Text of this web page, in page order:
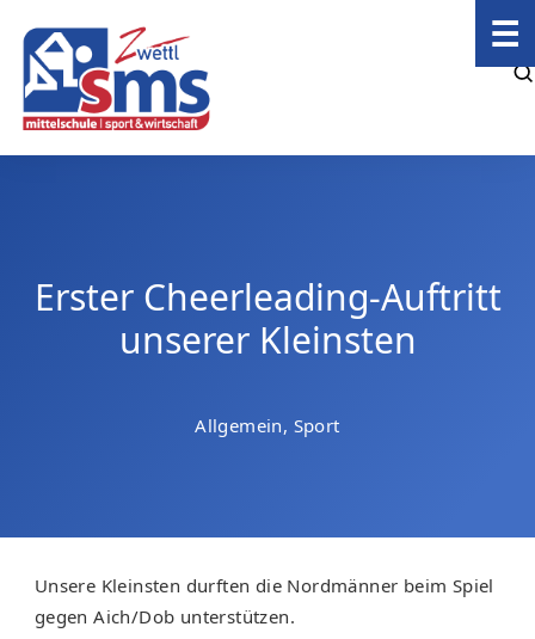
☰
Erster Cheerleading-Auftritt
unserer Kleinsten
Allgemein, Sport
Unsere Kleinsten durften die Nordmänner beim Spiel
gegen Aich/Dob unterstützen.